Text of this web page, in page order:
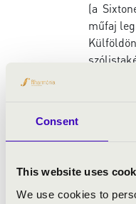
Consent
This website uses
We use cookies to
(a
műfaj
San
között a